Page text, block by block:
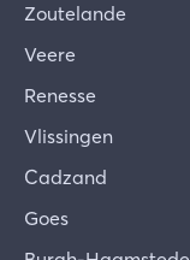
Zoutelande
Veere
Renesse
Vlissingen
Cadzand
Goes